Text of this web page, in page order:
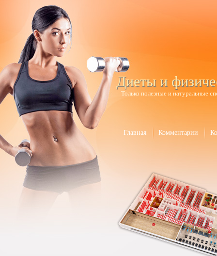
Диеты и
Только полезные и натуральные
Главная Комментарии